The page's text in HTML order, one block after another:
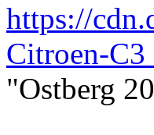
https://
Citroen-
"Ostberg